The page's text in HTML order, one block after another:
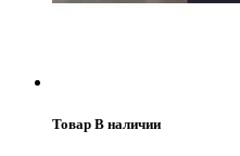
Товар В наличии